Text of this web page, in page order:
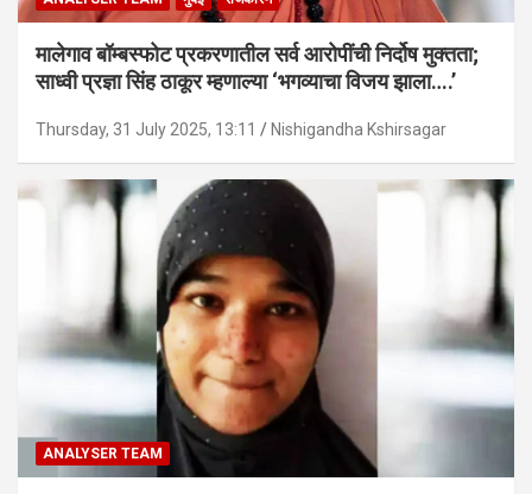
मालेगाव बॉम्बस्फोट प्रकरणातील सर्व आरोपींची निर्दोष मुक्तता;
साध्वी प्रज्ञा सिंह ठाकूर म्हणाल्या ‘भगव्याचा विजय झाला….’
Thursday, 31 July 2025, 13:11 Nishigandha Kshirsagar
ANALYSER TEAM